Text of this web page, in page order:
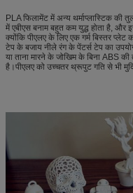
PLA फिलामेंट में अन्य थर्माप्लास्टिक की
में एबीएस बनाम बहुत कम युद्ध होता है, और
क्योंकि पीएलए के लिए एक गर्म बिस्तर
टेप के बजाय नीले रंग के पेंटर्स टेप का
या ताना मारने के जोखिम के बिना ABS
है।पीएलए को उच्चतर थ्रूपुट गति से भी